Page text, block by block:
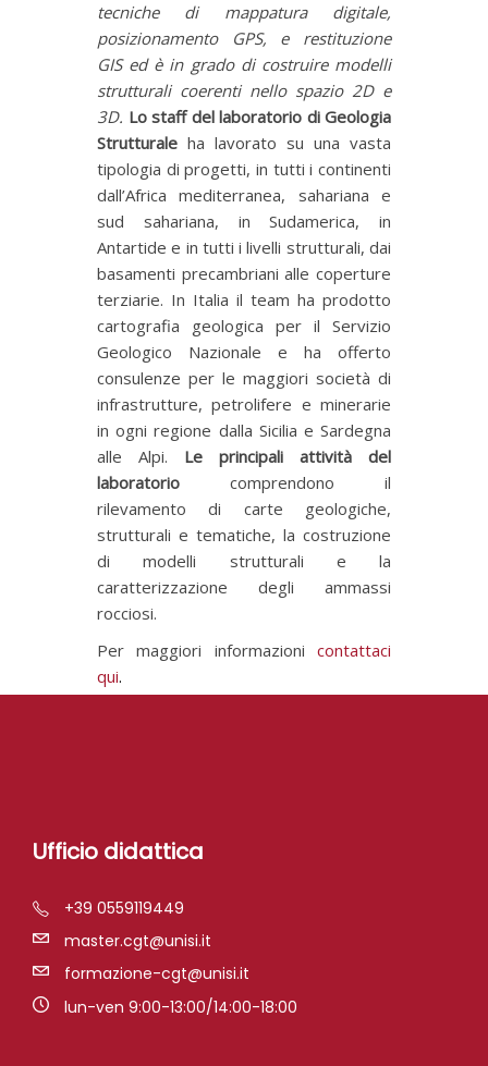
tecniche di mappatura digitale,
posizionamento GPS, e restituzione
GIS ed è in grado di costruire modelli
strutturali coerenti nello spazio 2D e
3D. Lo staff del laboratorio di Geologia
Strutturale ha lavorato su una vasta
tipologia di progetti, in tutti i continenti
dall’Africa mediterranea, sahariana e
sud sahariana, in Sudamerica, in
Antartide e in tutti i livelli strutturali, dai
basamenti precambriani alle coperture
terziarie. In Italia il team ha prodotto
cartografia geologica per il Servizio
Geologico Nazionale e ha offerto
consulenze per le maggiori società di
infrastrutture, petrolifere e minerarie
in ogni regione dalla Sicilia e Sardegna
alle Alpi. Le principali attività del
laboratorio comprendono il
rilevamento di carte geologiche,
strutturali e tematiche, la costruzione
di modelli strutturali e la
caratterizzazione degli ammassi
rocciosi.
Per maggiori informazioni contattaci
qui.
Ufficio didattica
+39 0559119449
master.cgt@unisi.it
formazione-cgt@unisi.it
lun-ven 9:00-13:00/14:00-18:00